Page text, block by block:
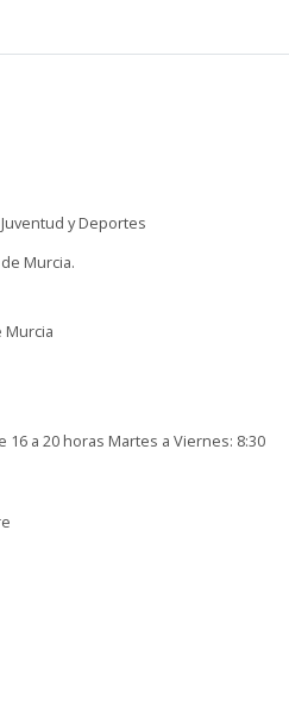
y Deportes
Murcia.
Murcia
16 a 20 horas Martes a Viernes: 8:30